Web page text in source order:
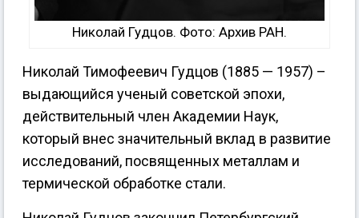
Николай Гудцов. Фото: Архив РАН.
Николай Тимофеевич Гудцов (1885 — 1957) –
выдающийся ученый советской эпохи,
действительный член Академии Наук,
который внес значительный вклад в развитие
исследований, посвященных металлам и
термической обработке стали.